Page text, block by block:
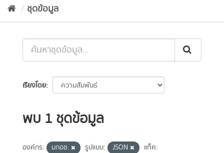
ชุดข้อมูล
เรียงโดย
พบ 1 ชุดข้อมูล
องค์กร: มกอช. รูปแบบ: JSON
แท็ค: